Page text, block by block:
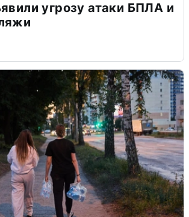
угрозу атаки БПЛА и